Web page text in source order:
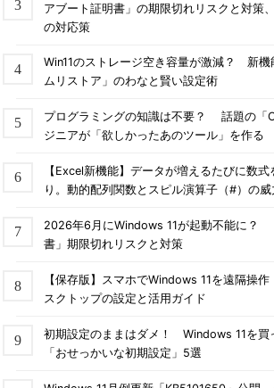
アブート証明書」の期限切れリスクと対策
の対応策
Win11のストレージ空き容量が激減？ 新機
ムリストア」のわなと賢い設定術
プログラミングの知識は不要？ 話題の「
ジニアが「欲しかったあのツール」を作る
【Excel新機能】データが増えるたびに数
り。動的配列関数とスピル演算子（#）の威
2026年6月にWindows 11が起動不能に？
書」期限切れリスクと対策
【保存版】スマホでWindows 11を遠隔操
スクトップの設定と活用ガイド
初期設定のままはダメ！ Windows 11を買
「おせっかいな初期設定」5選